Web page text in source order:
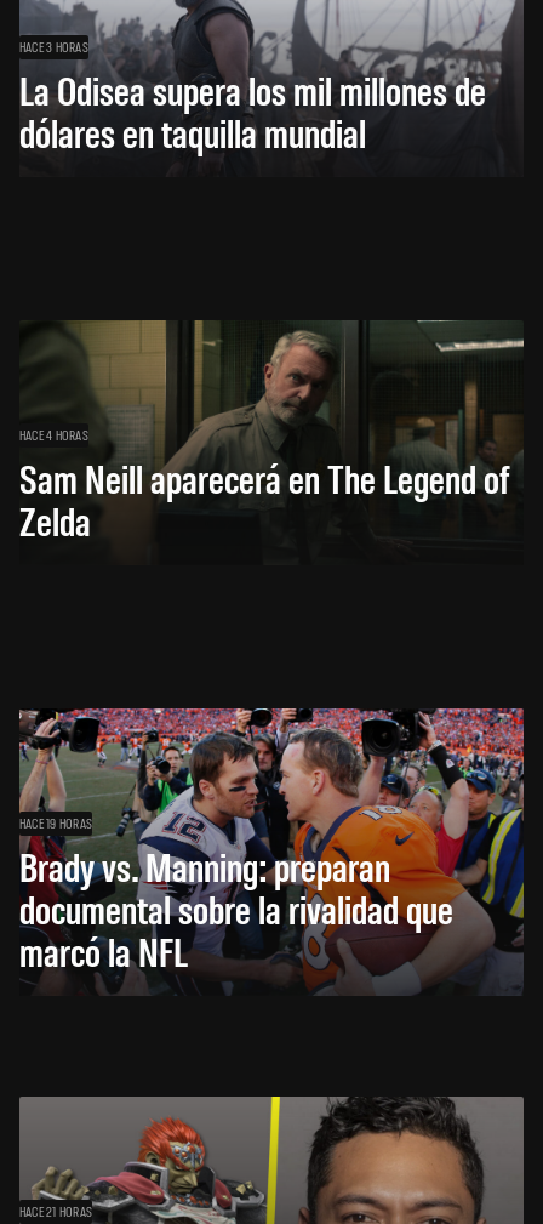
HACE 3 HORAS
La Odisea supera los mil millones de
dólares en taquilla mundial
HACE 4 HORAS
Sam Neill aparecerá en The Legend of
Zelda
HACE 19 HORAS
Brady vs. Manning: preparan
documental sobre la rivalidad que
marcó la NFL
HACE 21 HORAS